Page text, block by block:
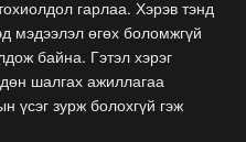
гарлаа. Хэрэв тэнд
мэдээлэл өгөх боломжгүй
байна. Гэтэл хэрэг
шалгах ажиллагаа
үсэг зурж болохгүй гэж